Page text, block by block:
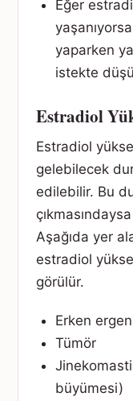
Eğer
yaparken
istekte
Estradiol
Estradiol
gelebilecek
edilebilir. Bu
Aşağıda yer
estradiol
görülür.
Erken
Tümör
büyümesi)